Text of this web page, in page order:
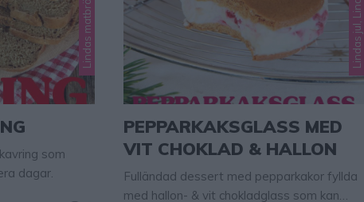
som
dagar.
PEPPARKAKSGLASS MED
VIT CHOKLAD & HALLON
Fulländad dessert med pepparkakor fyllda
med hallon- & vit chokladglass som kan